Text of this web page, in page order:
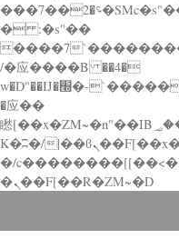
���؝�2��7�SMc�s"���ޭ�DQ/�应�ܢ��F_��!
� :�s"��
����7
/�应����B ��4�
w�D"��IJ�׭�-`������S��9�Dr�ji��EJ߅��gJ
�应��
矁[��x�ZM~�n"��IB؃��!'����Тѕ��+��(m��I
K�ʭ�/|��ϐܢ��F[��x�ZMz�G�� %嬩
�/
�ܢ��F[��R�ZM~�D
down